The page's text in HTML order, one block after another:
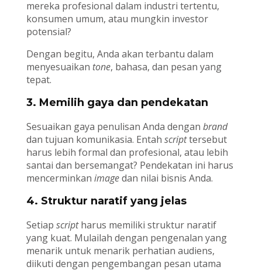
mereka profesional dalam industri tertentu,
konsumen umum, atau mungkin investor
potensial?
Dengan begitu, Anda akan terbantu dalam
menyesuaikan tone, bahasa, dan pesan yang
tepat.
3. Memilih gaya dan pendekatan
Sesuaikan gaya penulisan Anda dengan brand
dan tujuan komunikasia. Entah scripttersebut
harus lebih formal dan profesional, atau lebih
santai dan bersemangat? Pendekatan ini harus
mencerminkan imagedan nilai bisnis Anda.
4. Struktur naratif yang jelas
Setiap scriptharus memiliki struktur naratif
yang kuat. Mulailah dengan pengenalan yang
menarik untuk menarik perhatian audiens,
diikuti dengan pengembangan pesan utama